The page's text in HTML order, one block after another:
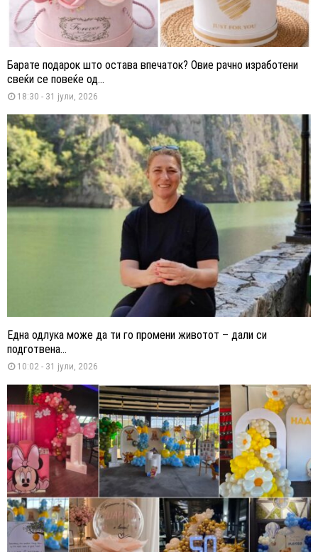
Барате подарок што остава впечаток? Овие рачно изработени
свеќи се повеќе од...
18:30 - 31 јули, 2026
Една одлука може да ти го промени животот – дали си
подготвена...
10:02 - 31 јули, 2026